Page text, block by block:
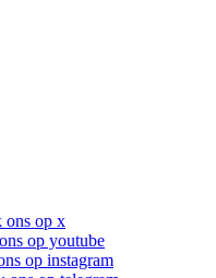
ons op x
op youtube
op instagram